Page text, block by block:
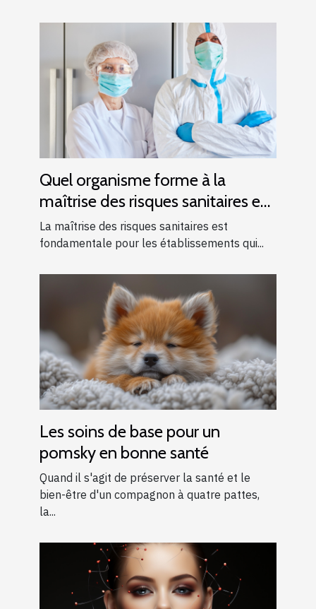
Quel organisme forme à la
maîtrise des risques sanitaires en
France ?
La maîtrise des risques sanitaires est
fondamentale pour les établissements qui...
Les soins de base pour un
pomsky en bonne santé
Quand il s'agit de préserver la santé et le
bien-être d'un compagnon à quatre pattes,
la...